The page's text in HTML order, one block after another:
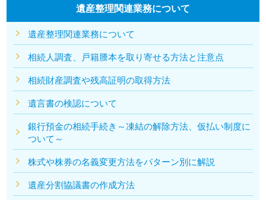
遺産整理関連業務について
遺産整理関連業務について
相続人調査、戸籍謄本を取り寄せる方法と注意点
相続財産調査や残高証明の取得方法
遺言書の検認について
銀行預金の相続手続き～凍結の解除方法、仮払い制度に
ついて～
株式や株券の名義変更方法をパターン別に解説
遺産分割協議書の作成方法